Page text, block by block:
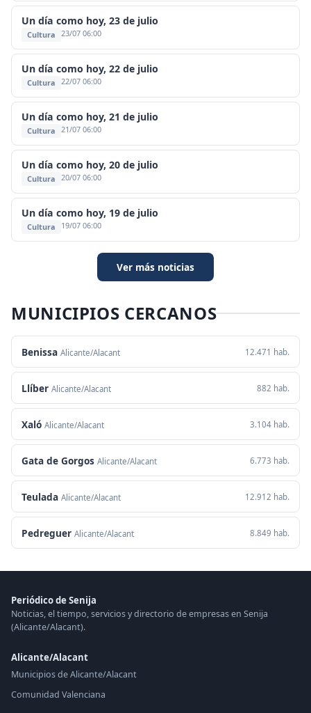
Un día como hoy, 23 de julio
Cultura 23/07 06:00
Un día como hoy, 22 de julio
Cultura 22/07 06:00
Un día como hoy, 21 de julio
Cultura 21/07 06:00
Un día como hoy, 20 de julio
Cultura 20/07 06:00
Un día como hoy, 19 de julio
Cultura 19/07 06:00
Ver más noticias
MUNICIPIOS CERCANOS
Benissa Alicante/Alacant 12.471 hab.
Llíber Alicante/Alacant 882 hab.
Xaló Alicante/Alacant 3.104 hab.
Gata de Gorgos Alicante/Alacant 6.773 hab.
Teulada Alicante/Alacant 12.912 hab.
Pedreguer Alicante/Alacant 8.849 hab.
Periódico de Senija
Noticias, el tiempo, servicios y directorio de empresas en Senija
(Alicante/Alacant).
Alicante/Alacant
Municipios de Alicante/Alacant
Comunidad Valenciana